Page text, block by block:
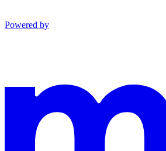
Powered by